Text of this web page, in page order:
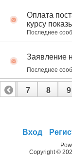
Оплата
курсу
Последнее
Заявление
Последнее
6 7 8 9
Вход
Copyright ©